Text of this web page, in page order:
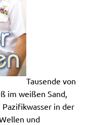
Tausende von
im weißen Sand,
in der
und